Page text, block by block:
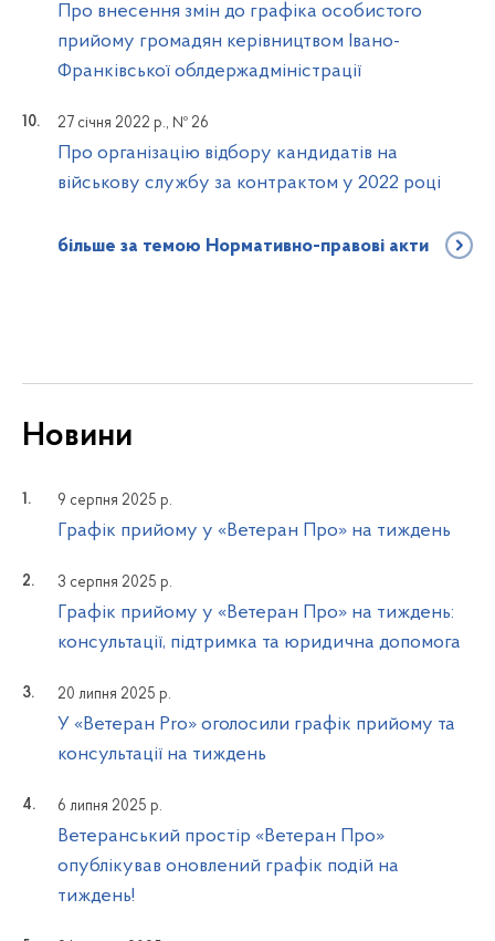
Про внесення змін до графіка особистого
прийому громадян керівництвом Івано-
Франківської облдержадміністрації
27 січня 2022 р., № 26
Про організацію відбору кандидатів на
військову службу за контрактом у 2022 році
більше за темою Нормативно-правові акти
Новини
9 серпня 2025 р.
Графік прийому у «Ветеран Про» на тиждень
3 серпня 2025 р.
Графік прийому у «Ветеран Про» на тиждень:
консультації, підтримка та юридична допомога
20 липня 2025 р.
У «Ветеран Pro» оголосили графік прийому та
консультації на тиждень
6 липня 2025 р.
Ветеранський простір «Ветеран Про»
опублікував оновлений графік подій на
тиждень!